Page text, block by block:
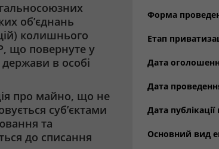
об’єднань
колишнього
що повернуте у
держави в особі
про майно, що не
суб’єктами
та
до списання
Форма
Етап
Дата
Дата
Дата
Основний вид